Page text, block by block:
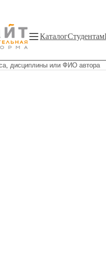
КаталогСтудентам